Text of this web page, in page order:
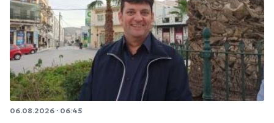
06.08.2026 · 06:45